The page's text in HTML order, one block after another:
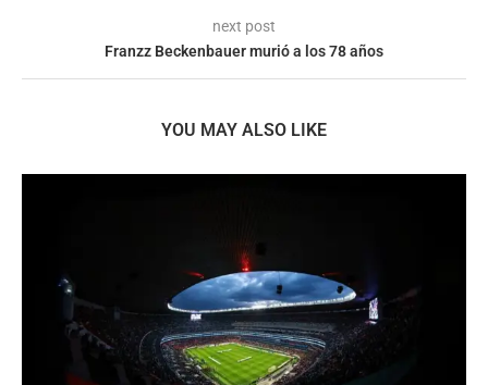
next post
Franzz Beckenbauer murió a los 78 años
YOU MAY ALSO LIKE